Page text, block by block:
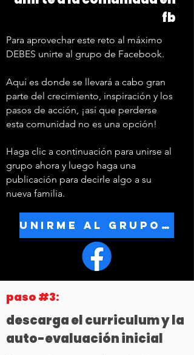
fb
Para aprovechar este reto al máximo
DEBES unirte al grupo de Facebook.
Aquí es donde se llevará a cabo gran
parte del crecimiento, inspiración y los
pasos de acción, ¡así que perderse
esta comunidad no es una opción!
Haga clic a continuación para unirse al
grupo ahora y luego haga una
publicación para decirle algo a su
nueva familia.
UNIRME AL GRUPO DE FB
paso #3:
descarga el curriculum y la
auto-evaluación inicial